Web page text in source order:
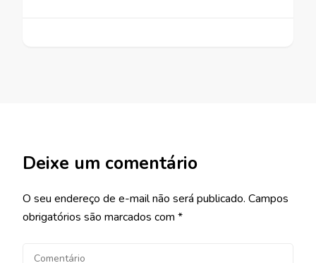
Deixe um comentário
O seu endereço de e-mail não será publicado. Campos
obrigatórios são marcados com *